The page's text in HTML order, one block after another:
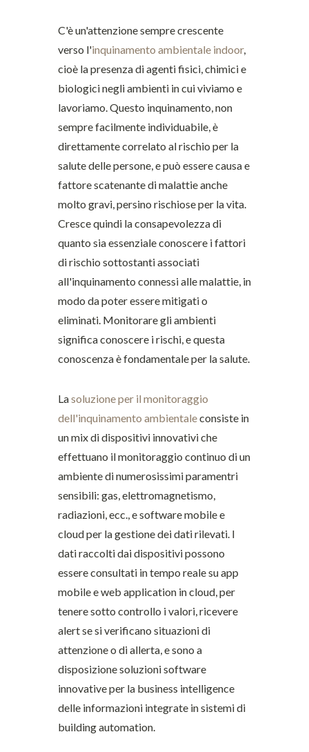
C'è un'attenzione sempre crescente
verso l'inquinamento ambientale indoor,
cioè la presenza di agenti fisici, chimici e
biologici negli ambienti in cui viviamo e
lavoriamo. Questo inquinamento, non
sempre facilmente individuabile, è
direttamente correlato al rischio per la
salute delle persone, e può essere causa e
fattore scatenante di malattie anche
molto gravi, persino rischiose per la vita.
Cresce quindi la consapevolezza di
quanto sia essenziale conoscere i fattori
di rischio sottostanti associati
all'inquinamento connessi alle malattie, in
modo da poter essere mitigati o
eliminati. Monitorare gli ambienti
significa conoscere i rischi, e questa
conoscenza è fondamentale per la salute.
Lasoluzione per il monitoraggio
dell'inquinamento ambientaleconsiste in
un mix di dispositivi innovativi che
effettuano il monitoraggio continuo di un
ambiente di numerosissimi paramentri
sensibili: gas, elettromagnetismo,
radiazioni, ecc., e software mobile e
cloud per la gestione dei dati rilevati. I
dati raccolti dai dispositivi possono
essere consultati in tempo reale su app
mobile e web application in cloud, per
tenere sotto controllo i valori, ricevere
alert se si verificano situazioni di
attenzione o di allerta, e sono a
disposizione soluzioni software
innovative per la business intelligence
delle informazioni integrate in sistemi di
building automation.